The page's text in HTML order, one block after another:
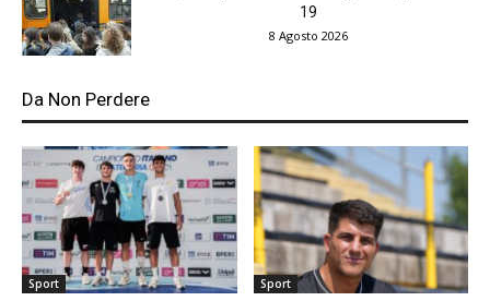
19
8 Agosto 2026
Da Non Perdere
Sport Sport